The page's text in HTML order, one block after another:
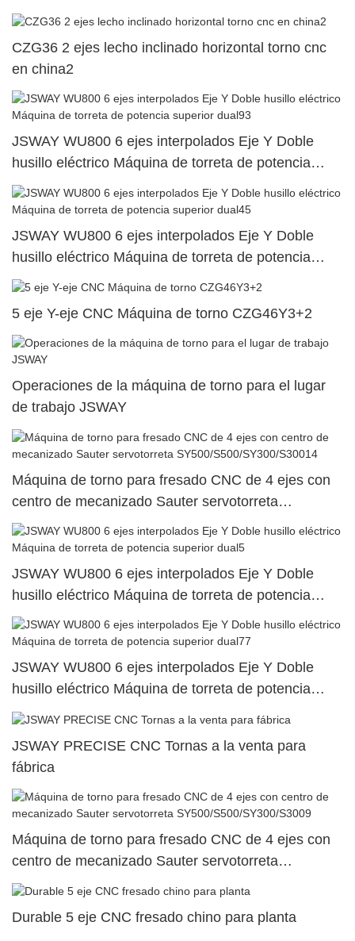
CZG36 2 ejes lecho inclinado horizontal torno cnc
en china2
JSWAY WU800 6 ejes interpolados Eje Y Doble
husillo eléctrico Máquina de torreta de potencia
superior dual93
JSWAY WU800 6 ejes interpolados Eje Y Doble
husillo eléctrico Máquina de torreta de potencia
superior dual45
5 eje Y-eje CNC Máquina de torno CZG46Y3+2
Operaciones de la máquina de torno para el lugar
de trabajo JSWAY
Máquina de torno para fresado CNC de 4 ejes con
centro de mecanizado Sauter servotorreta
SY500/S500/SY300/S30014
JSWAY WU800 6 ejes interpolados Eje Y Doble
husillo eléctrico Máquina de torreta de potencia
superior dual5
JSWAY WU800 6 ejes interpolados Eje Y Doble
husillo eléctrico Máquina de torreta de potencia
superior dual77
JSWAY PRECISE CNC Tornas a la venta para
fábrica
Máquina de torno para fresado CNC de 4 ejes con
centro de mecanizado Sauter servotorreta
SY500/S500/SY300/S3009
Durable 5 eje CNC fresado chino para planta